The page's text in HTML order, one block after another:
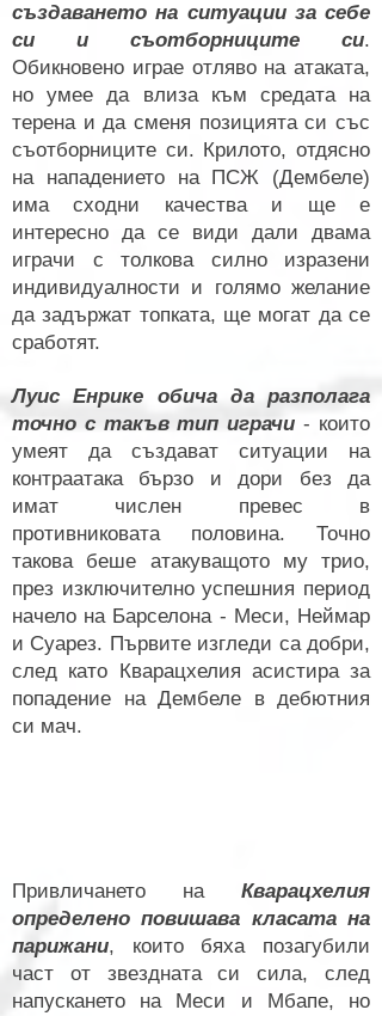
създаването на ситуации за себе
си и съотборниците си.
Обикновено играе отляво на атаката,
но умее да влиза към средата на
терена и да сменя позицията си със
съотборниците си. Крилото, отдясно
на нападението на ПСЖ (Дембеле)
има сходни качества и ще е
интересно да се види дали двама
играчи с толкова силно изразени
индивидуалности и голямо желание
да задържат топката, ще могат да се
сработят.
Луис Енрике обича да разполага
точно с такъв тип играчи- които
умеят да създават ситуации на
контраатака бързо и дори без да
имат числен превес в
противниковата половина. Точно
такова беше атакуващото му трио,
през изключително успешния период
начело на Барселона - Меси, Неймар
и Суарез. Първите изгледи са добри,
след като Кварацхелия асистира за
попадение на Дембеле в дебютния
си мач.
Привличането на Кварацхелия
определено повишава класата на
парижани, които бяха позагубили
част от звездната си сила, след
напускането на Меси и Мбапе, но